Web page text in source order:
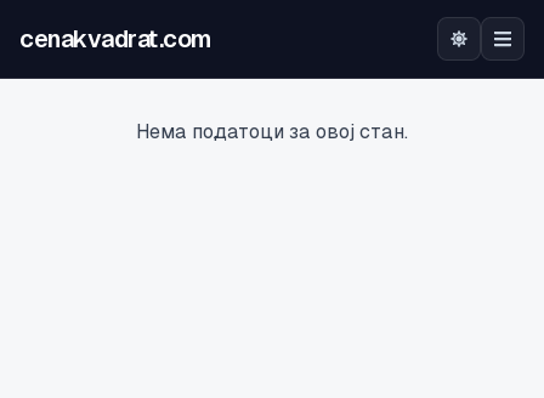
cenakvadrat.com
Нема податоци за овој стан.